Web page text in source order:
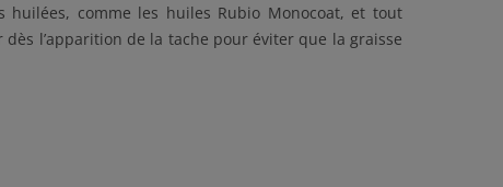
comme les huiles Rubio Monocoat, et tout
l’apparition de la tache pour éviter que la graisse